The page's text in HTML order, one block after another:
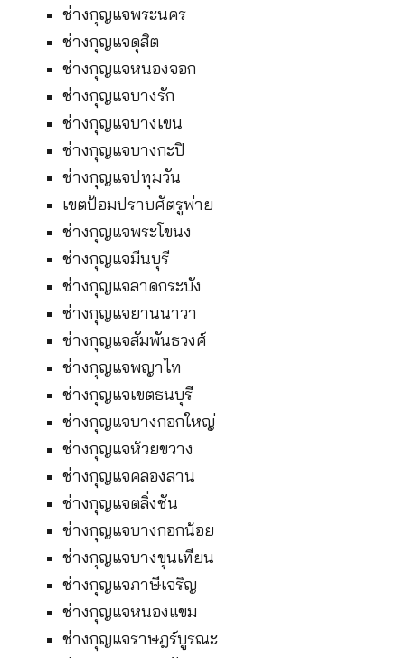
ช่างกุญแจพระนคร
ช่างกุญแจดุสิต
ช่างกุญแจหนองจอก
ช่างกุญแจบางรัก
ช่างกุญแจบางเขน
ช่างกุญแจบางกะปิ
ช่างกุญแจปทุมวัน
เขตป้อมปราบศัตรูพ่าย
ช่างกุญแจพระโขนง
ช่างกุญแจมีนบุรี
ช่างกุญแจลาดกระบัง
ช่างกุญแจยานนาวา
ช่างกุญแจสัมพันธวงศ์
ช่างกุญแจพญาไท
ช่างกุญแจเขตธนบุรี
ช่างกุญแจบางกอกใหญ่
ช่างกุญแจห้วยขวาง
ช่างกุญแจคลองสาน
ช่างกุญแจตลิ่งชัน
ช่างกุญแจบางกอกน้อย
ช่างกุญแจบางขุนเทียน
ช่างกุญแจภาษีเจริญ
ช่างกุญแจหนองแขม
ช่างกุญแจราษฎร์บูรณะ